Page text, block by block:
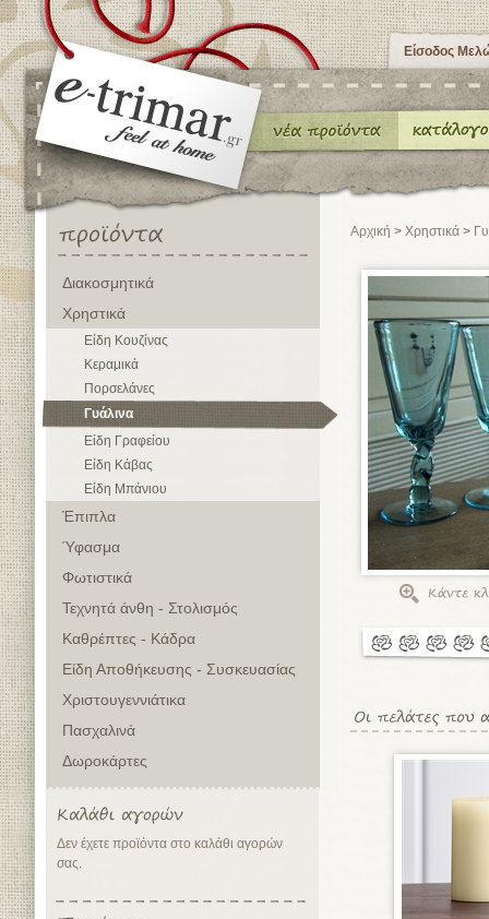
Είσοδος
Διακοσμητικά
Χρηστικά
Είδη Κουζίνας
Κεραμικά
Πορσελάνες
Γυάλινα
Είδη Γραφείου
Είδη Κάβας
Είδη Μπάνιου
Έπιπλα
Ύφασμα
Φωτιστικά
Τεχνητά άνθη - Στολισμός
Καθρέπτες - Κάδρα
Είδη Αποθήκευσης - Συσκευασίας
Χριστουγεννιάτικα
Πασχαλινά
Δωροκάρτες
Δεν έχετε προϊόντα στο καλάθι αγορών
σας.
Αρχική > Χρηστικά >